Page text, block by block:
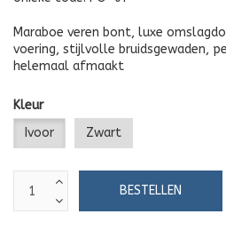
Maraboe veren bont, luxe
voering, stijlvolle bruidsgewaden,
helemaal afmaakt
Kleur
Ivoor
Zwart